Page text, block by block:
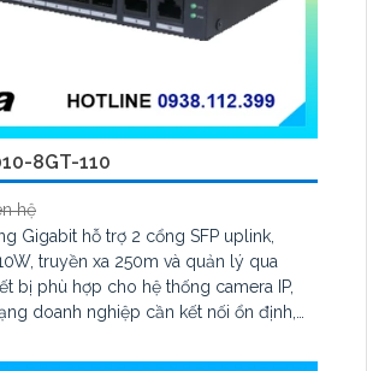
8GT-110
hệ
Gigabit hỗ trợ 2 cổng SFP uplink,
truyền xa 250m và quản lý qua
bị phù hợp cho hệ thống camera IP,
doanh nghiệp cần kết nối ổn định,